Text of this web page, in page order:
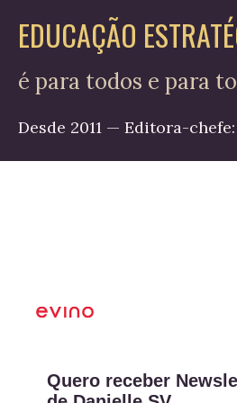
EDUCAÇÃO
é para todos e para
Desde 2011 — Editora-
Quero receber